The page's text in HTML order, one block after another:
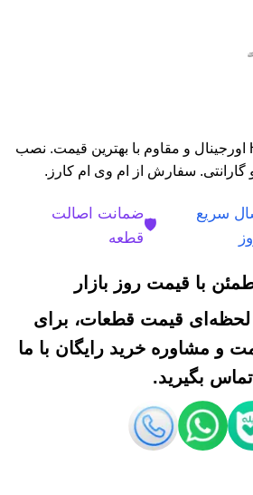
کمک جلو برلیانس H230 اورجینال و مقاوم با بهترین قیمت. نصب
سفارش از ام وی ام کارز.
سریع
🛡️
ضمانت اصالت
قطعه
با قیمت روز بازار
لحظه‌ای قیمت قطعات، برای
و مشاوره خرید رایگان با ما
تماس بگیرید.